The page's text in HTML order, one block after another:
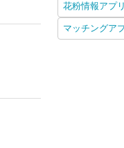
花粉情報アプリ
マッチングア